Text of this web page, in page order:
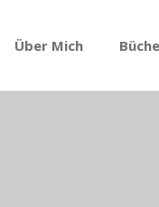
Über Mich